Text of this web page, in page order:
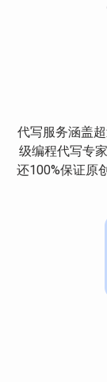
代写服务涵盖
级编程代写专
还100%保证原